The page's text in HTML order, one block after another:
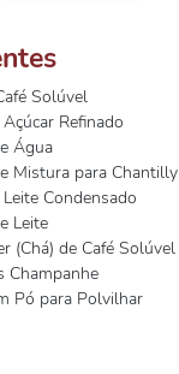
Solúvel
Refinado
Água
Mistura para Chantilly
Condensado
Leite
(Chá) de Café Solúvel
Champanhe
Pó para Polvilhar